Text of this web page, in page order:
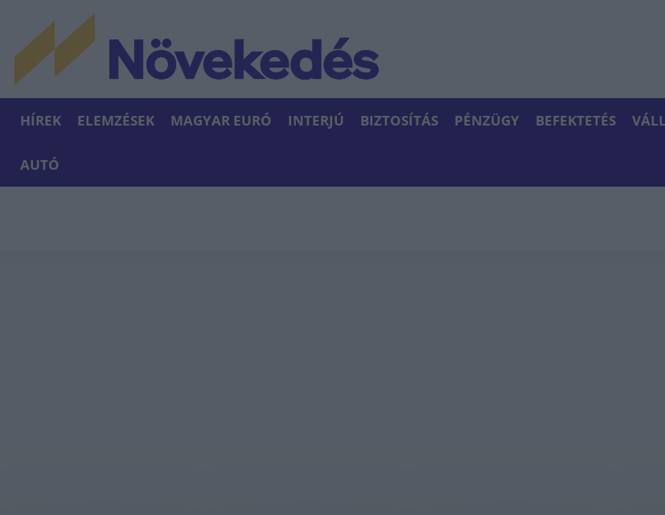
HÍREK ELEMZÉSEK MAGYAR EURÓ INTERJÚ BIZTOSÍTÁS PÉNZÜGY BEFEKTETÉS
AUTÓ